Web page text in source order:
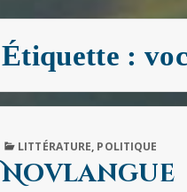
Étiquette :
PUBLISHED
IN
LITTÉRATURE, POLITIQUE
Novlangue